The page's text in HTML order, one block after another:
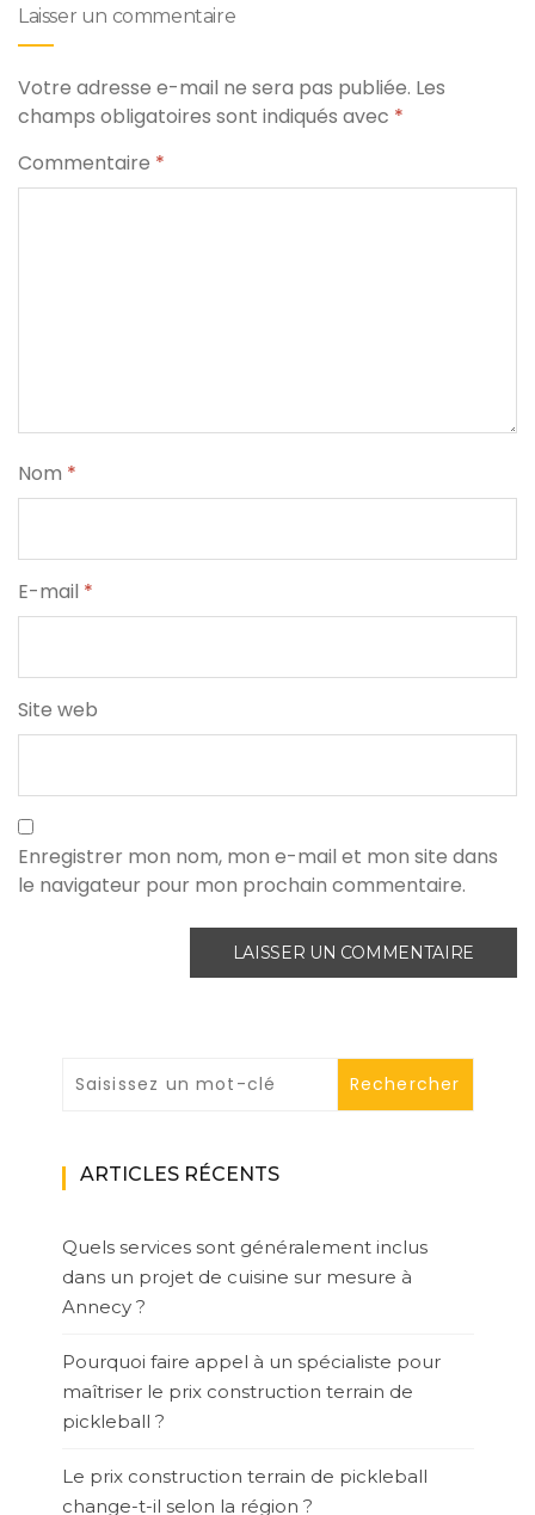
Laisser un commentaire
Votre adresse e-mail ne sera pas publiée. Les
champs obligatoires sont indiqués avec *
Commentaire *
Nom *
E-mail *
Site web
Enregistrer mon nom, mon e-mail et mon site dans
le navigateur pour mon prochain commentaire.
ARTICLES RÉCENTS
Quels services sont généralement inclus
dans un projet de cuisine sur mesure à
Annecy ?
Pourquoi faire appel à un spécialiste pour
maîtriser le prix construction terrain de
pickleball ?
Le prix construction terrain de pickleball
change-t-il selon la région ?